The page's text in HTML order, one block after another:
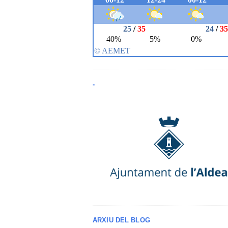
-
ARXIU DEL BLOG